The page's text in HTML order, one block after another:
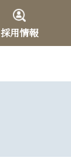
採用情報